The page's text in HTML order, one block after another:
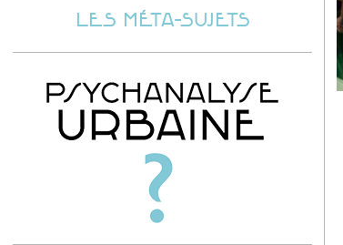
LES MÉTA-SUJETS